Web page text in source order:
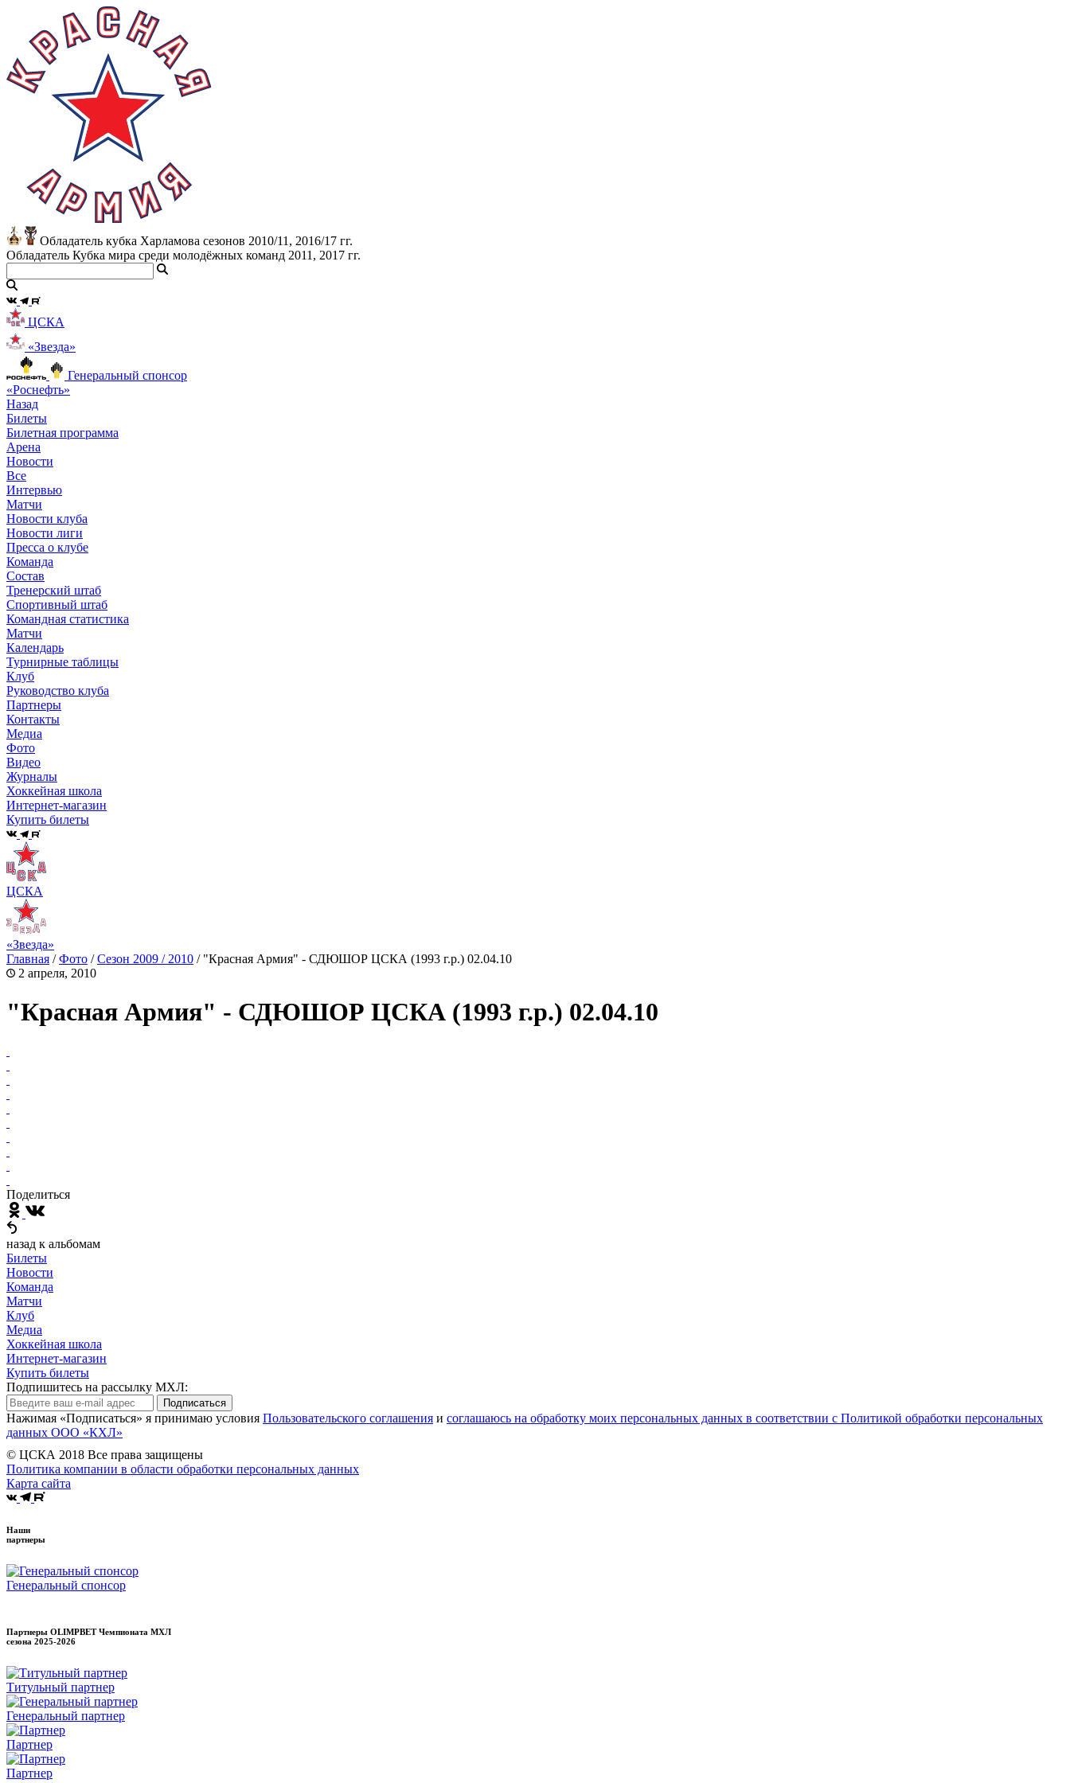
Обладатель кубка Харламова сезонов 2010/11, 2016/17 гг.
Обладатель Кубка мира среди молодёжных команд 2011, 2017 гг.
ЦСКА
«Звезда»
Генеральный спонсор
«Роснефть»
Назад
Билеты
Билетная программа
Арена
Новости
Все
Интервью
Матчи
Новости клуба
Новости лиги
Пресса о клубе
Команда
Состав
Тренерский штаб
Спортивный штаб
Командная статистика
Матчи
Календарь
Турнирные таблицы
Клуб
Руководство клуба
Партнеры
Контакты
Медиа
Фото
Видео
Журналы
Хоккейная школа
Интернет-магазин
Купить билеты
ЦСКА
«Звезда»
Главная /Фото /Сезон 2009 / 2010 / "Красная Армия" - СДЮШОР ЦСКА (1993 г.р.) 02.04.10
2 апреля, 2010
"Красная Армия" - СДЮШОР ЦСКА (1993 г.р.) 02.04.10
Поделиться
назад к альбомам
Билеты
Новости
Команда
Матчи
Клуб
Медиа
Хоккейная школа
Интернет-магазин
Купить билеты
Подпишитесь на рассылку МХЛ:
Подписаться
Нажимая «Подписаться» я принимаю условия Пользовательского соглашения и соглашаюсь на обработку моих персональных данных в соответствии с Политикой обработки персональных
данных ООО «КХЛ»
© ЦСКА 2018 Все права защищены
Политика компании в области обработки персональных данных
Карта сайта
Наши
партнеры
Генеральный спонсор
Партнеры OLIMPBET Чемпионата МХЛ
сезона 2025-2026
Титульный партнер
Генеральный партнер
Партнер
Партнер